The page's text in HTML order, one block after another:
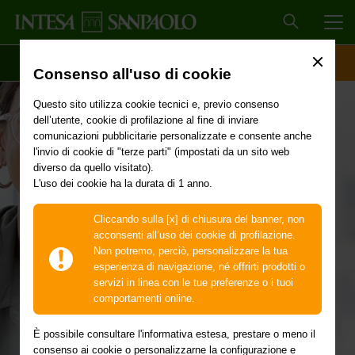
Consenso all'uso di cookie
Questo sito utilizza cookie tecnici e, previo consenso
dell’utente, cookie di profilazione al fine di inviare
comunicazioni pubblicitarie personalizzate e consente anche
l'invio di cookie di "terze parti" (impostati da un sito web
diverso da quello visitato).
L'uso dei cookie ha la durata di 1 anno.
Cliccando sulla [x] di chiusura del banner, non
acconsenti all’uso dei cookie di profilazione.
Non potremo, perciò, personalizzare la tua
esperienza di navigazione, né offrirti prodotti o
servizi in linea con le tue preferenze o i tuoi
comportamenti online.
È possibile consultare l'informativa estesa, prestare o meno il
consenso ai cookie o personalizzarne la configurazione e
Parla con noi
Un Gestore della Filiale Digitale è pronto a darti supporto
al telefono, negli orari indicati.